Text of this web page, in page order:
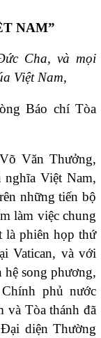
NAM”
Cha, và mọi
Việt Nam,
Báo chí Tòa
Văn Thưởng,
Việt Nam,
những tiến bộ
làm việc chung
là phiên họp thứ
Vatican, và với
hệ song phương,
phủ nước
và Tòa thánh đã
diện Thường